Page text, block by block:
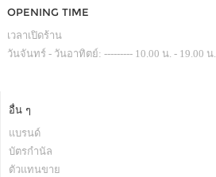
OPENING TIME
เวลาเปิดร้าน
วันจันทร์ - วันอาทิตย์: --------- 10.00 น. - 19.00 น.
อื่น ๆ
แบรนด์
บัตรกำนัล
ตัวแทนขาย